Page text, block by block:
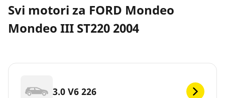
Svi motori za FORD Mondeo
Mondeo III ST220 2004
3.0 V6 226